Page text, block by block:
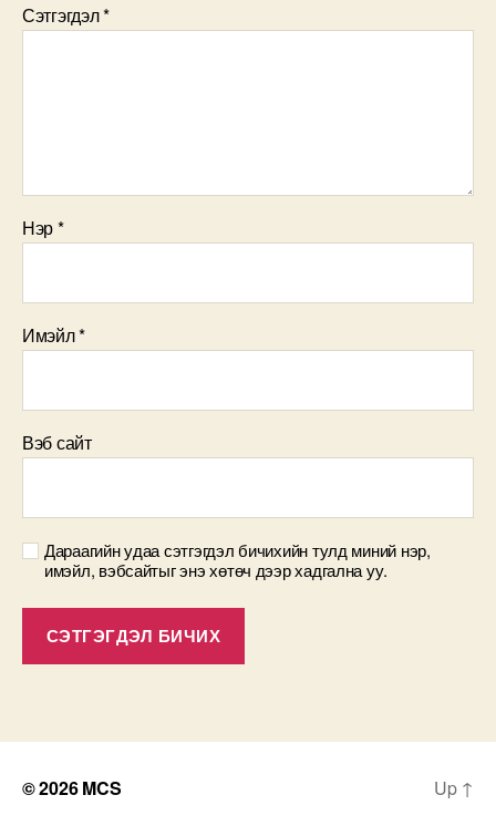
Сэтгэгдэл*
Нэр*
Имэйл*
Вэб сайт
Дараагийн удаа сэтгэгдэл бичихийн тулд миний нэр,
имэйл, вэбсайтыг энэ хөтөч дээр хадгална уу.
© 2026MCS Up ↑